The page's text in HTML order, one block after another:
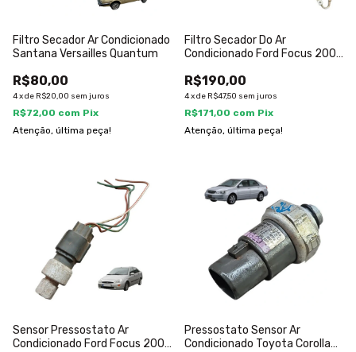
Filtro Secador Ar Condicionado
Santana Versailles Quantum
R$80,00
4xde R$20,00 sem juros
R$72,00 com Pix
Atenção, última peça!
Filtro Secador Do Ar
Condicionado Ford Focus 2001
R$190,00
4xde R$47,50 sem juros
R$171,00 com Pix
Atenção, última peça!
Sensor Pressostato Ar
Condicionado Ford Focus 2001
Pressostato Sensor Ar
Condicionado Toyota Corolla